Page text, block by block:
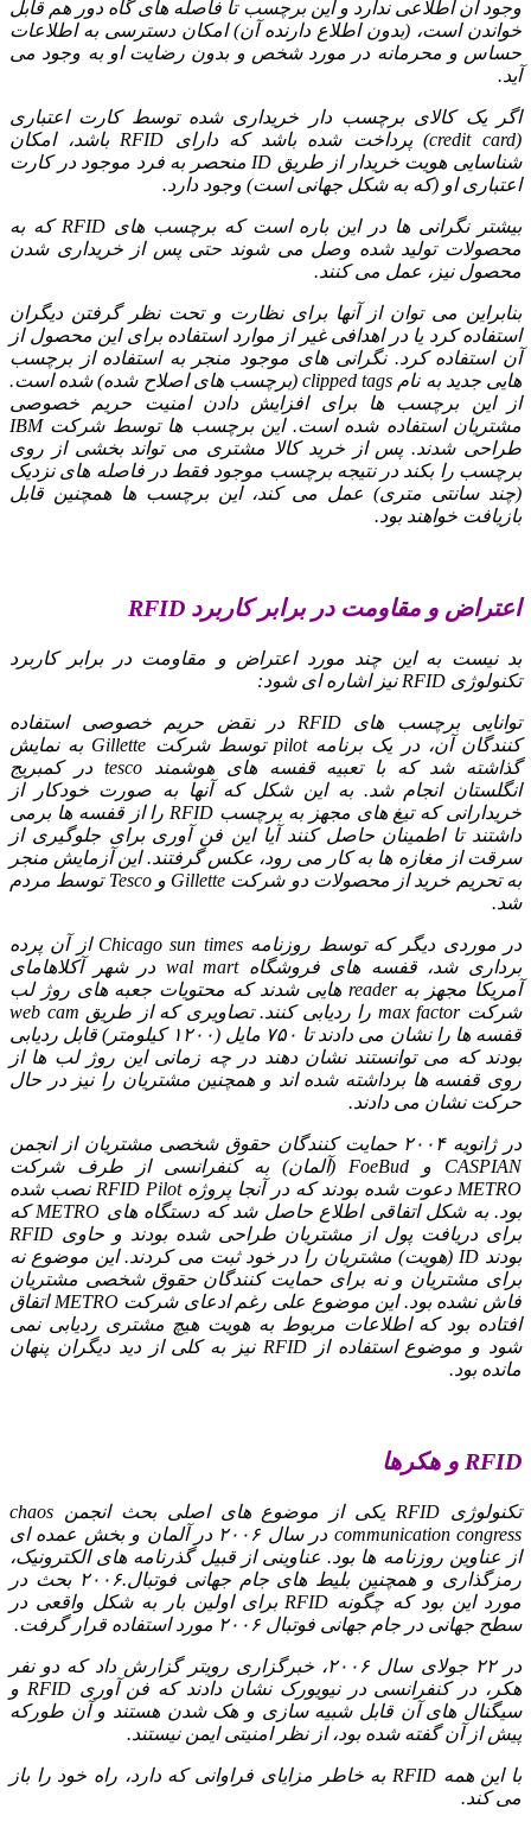
وجود آن اطلاعی ندارد و این برچسب تا فاصله های گاه دور هم قابل
خواندن است، (بدون اطلاع دارنده آن) امکان دسترسی به اطلاعات
حساس و محرمانه در مورد شخص و بدون رضایت او به وجود می
آید.
اگر یک کالای برچسب دار خریداری شده توسط کارت اعتباری
(credit card) پرداخت شده باشد که دارای RFID باشد، امکان
شناسایی هویت خریدار از طریق ID منحصر به فرد موجود در کارت
اعتباری او (که به شکل جهانی است) وجود دارد.
بیشتر نگرانی ها در این باره است که برچسب های RFID که به
محصولات تولید شده وصل می شوند حتی پس از خریداری شدن
محصول نیز، عمل می کنند.
بنابراین می توان از آنها برای نظارت و تحت نظر گرفتن دیگران
استفاده کرد یا در اهدافی غیر از موارد استفاده برای این محصول از
آن استفاده کرد. نگرانی های موجود منجر به استفاده از برچسب
هایی جدید به نام clipped tags (برچسب های اصلاح شده) شده است.
از این برچسب ها برای افزایش دادن امنیت حریم خصوصی
مشتریان استفاده شده است. این برچسب ها توسط شرکت IBM
طراحی شدند. پس از خرید کالا مشتری می تواند بخشی از روی
برچسب را بکند در نتیجه برچسب موجود فقط در فاصله های نزدیک
(چند سانتی متری) عمل می کند، این برچسب ها همچنین قابل
بازیافت خواهند بود.
اعتراض و مقاومت در برابر کاربرد RFID
بد نیست به این چند مورد اعتراض و مقاومت در برابر کاربرد
تکنولوژی RFID نیز اشاره ای شود:
توانایی برچسب های RFID در نقض حریم خصوصی استفاده
کنندگان آن، در یک برنامه pilot توسط شرکت Gillette به نمایش
گذاشته شد که با تعبیه قفسه های هوشمند tesco در کمبریج
انگلستان انجام شد. به این شکل که آنها به صورت خودکار از
خریدارانی که تیغ های مجهز به برچسب RFID را از قفسه ها برمی
داشتند تا اطمینان حاصل کنند آیا این فن آوری برای جلوگیری از
سرقت از مغازه ها به کار می رود، عکس گرفتند. این آزمایش منجر
به تحریم خرید از محصولات دو شرکت Gillette و Tesco توسط مردم
شد.
در موردی دیگر که توسط روزنامه Chicago sun times از آن پرده
برداری شد، قفسه های فروشگاه wal mart در شهر آکلاهامای
آمریکا مجهز به reader هایی شدند که محتویات جعبه های روژ لب
شرکت max factor را ردیابی کنند. تصاویری که از طریق web cam
قفسه ها را نشان می دادند تا ۷۵۰ مایل (۱۲۰۰ کیلومتر) قابل ردیابی
بودند که می توانستند نشان دهند در چه زمانی این روژ لب ها از
روی قفسه ها برداشته شده اند و همچنین مشتریان را نیز در حال
حرکت نشان می دادند.
در ژانویه ۲۰۰۴ حمایت کنندگان حقوق شخصی مشتریان از انجمن
CASPIAN و FoeBud (آلمان) به کنفرانسی از طرف شرکت
METRO دعوت شده بودند که در آنجا پروژه RFID Pilot نصب شده
بود. به شکل اتفاقی اطلاع حاصل شد که دستگاه های METRO که
برای دریافت پول از مشتریان طراحی شده بودند و حاوی RFID
بودند ID (هویت) مشتریان را در خود ثبت می کردند. این موضوع نه
برای مشتریان و نه برای حمایت کنندگان حقوق شخصی مشتریان
فاش نشده بود. این موضوع علی رغم ادعای شرکت METRO اتفاق
افتاده بود که اطلاعات مربوط به هویت هیچ مشتری ردیابی نمی
شود و موضوع استفاده از RFID نیز به کلی از دید دیگران پنهان
مانده بود.
RFID و هکرها
تکنولوژی RFID یکی از موضوع های اصلی بحث انجمن chaos
communication congress در سال ۲۰۰۶ در آلمان و بخش عمده ای
از عناوین روزنامه ها بود. عناوینی از قبیل گذرنامه های الکترونیک،
رمزگذاری و همچنین بلیط های جام جهانی فوتبال.۲۰۰۶ بحث در
مورد این بود که چگونه RFID برای اولین بار به شکل واقعی در
سطح جهانی در جام جهانی فوتبال ۲۰۰۶ مورد استفاده قرار گرفت.
در ۲۲ جولای سال ۲۰۰۶، خبرگزاری رویتر گزارش داد که دو نفر
هکر، در کنفرانسی در نیویورک نشان دادند که فن آوری RFID و
سیگنال های آن قابل شبیه سازی و هک شدن هستند و آن طورکه
پیش از آن گفته شده بود، از نظر امنیتی ایمن نیستند.
با این همه RFID به خاطر مزایای فراوانی که دارد، راه خود را باز
می کند.